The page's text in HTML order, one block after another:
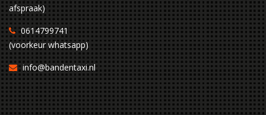
afspraak)
0614799741
(voorkeur whatsapp)
info@bandentaxi.nl